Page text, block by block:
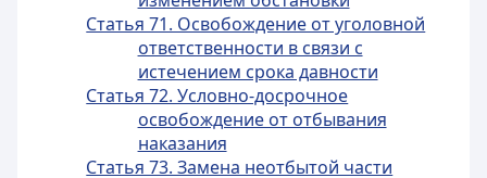
Статья 71. Освобождение от уголовной
ответственности в связи с
истечением срока давности
Статья 72. Условно-досрочное
освобождение от отбывания
наказания
Статья 73. Замена неотбытой части